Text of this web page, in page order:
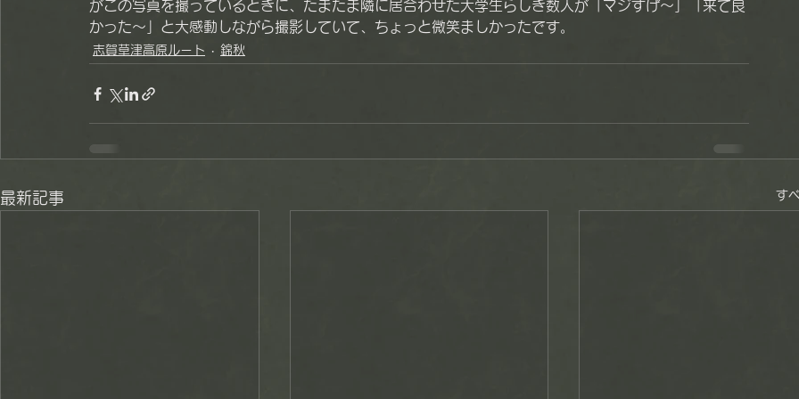
がこの写真を撮っているときに、たまたま隣に居合わせた大学生らしき数人が「マジすげ～」「来て良
かった～」と大感動しながら撮影していて、ちょっと微笑ましかったです。
志賀草津高原ルート 錦秋
最新記事 す